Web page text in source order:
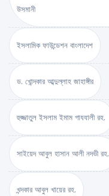
উসমানী
ইসলামিক ফাউন্ডেশন বাংলাদেশ
ড. খোন্দকার আব্দুল্লাহ জাহাঙ্গীর
হুজ্জাতুল ইসলাম ইমাম গাযযালী রহ.
সাইয়েদ আবুল হাসান আলী নদভী রহ.
খন্দকার আবুল খায়ের রহ.